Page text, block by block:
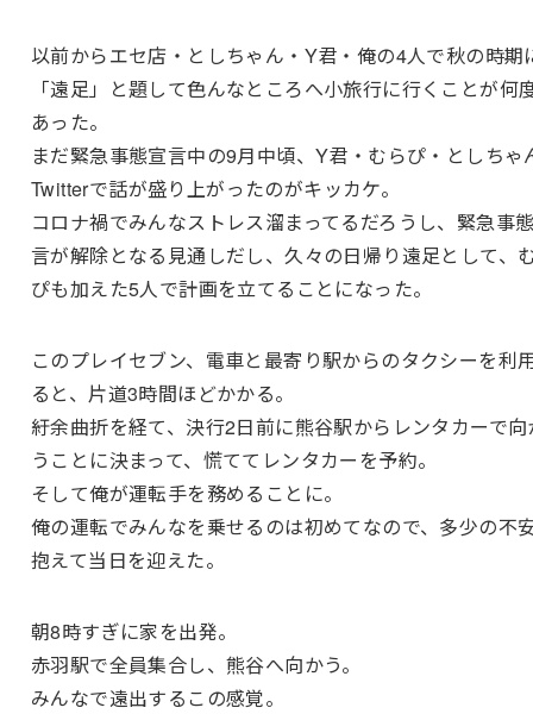
以前からエセ店・としちゃん・Y君・俺の4人で秋の時期
「遠足」と題して色んなところへ小旅行に行くことが何
あった。
まだ緊急事態宣言中の9月中頃、Y君・むらぴ・としちゃ
Twitterで話が盛り上がったのがキッカケ。
コロナ禍でみんなストレス溜まってるだろうし、緊急事
言が解除となる見通しだし、久々の日帰り遠足として、
ぴも加えた5人で計画を立てることになった。
このプレイセブン、電車と最寄り駅からのタクシーを利
ると、片道3時間ほどかかる。
紆余曲折を経て、決行2日前に熊谷駅からレンタカーで向
うことに決まって、慌ててレンタカーを予約。
そして俺が運転手を務めることに。
俺の運転でみんなを乗せるのは初めてなので、多少の不
抱えて当日を迎えた。
朝8時すぎに家を出発。
赤羽駅で全員集合し、熊谷へ向かう。
みんなで遠出するこの感覚。